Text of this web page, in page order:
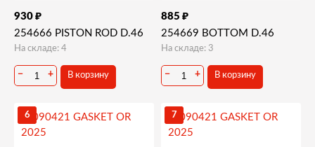
930 ₽
254666 PISTON ROD D.46
На складе: 4
− + В корзину
885 ₽
254669 BOTTOM D.46
На складе: 3
− + В корзину
6 7